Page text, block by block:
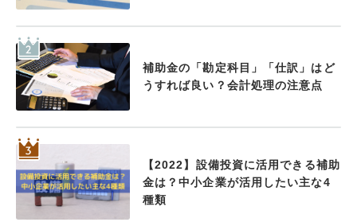
補助金の「勘定科目」「仕訳」はど
うすれば良い？会計処理の注意点
【2022】設備投資に活用できる補助
金は？中小企業が活用したい主な4
種類